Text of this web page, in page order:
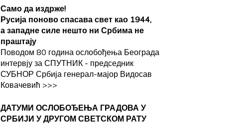
Само да издрже!
Русија поново спасава свет као 1944,
а западне силе нешто ни Србима не
праштају
Поводом 80 година ослобођења Београда
интервју за СПУТНИК - председник
СУБНОР Србија генерал-мајор Видосав
Ковачевић >>>
ДАТУМИ ОСЛОБОЂЕЊА ГРАДОВА У
СРБИЈИ У ДРУГОМ СВЕТСКОМ РАТУ